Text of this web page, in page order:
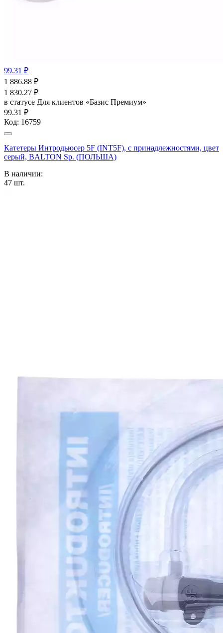
99.31 ₽
1 886.88 ₽
1 830.27 ₽
в статусе Для клиентов «Базис Премиум»
99.31 ₽
Код: 16759
Катетеры Интродьюсер 5F (INT5F), с принадлежностями, цвет
серый, BALTON Sp. (ПОЛЬША)
В наличии:
47 шт.